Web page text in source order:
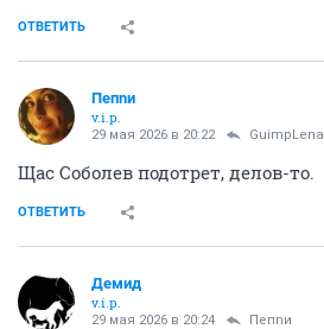
ОТВЕТИТЬ
Пепnи
v.i.p.
29 мая 2026 в 20:22 GuimpLena
Щас Соболев подотрет, делов-то.
ОТВЕТИТЬ
Демид
v.i.p.
29 мая 2026 в 20:24 Пепnи